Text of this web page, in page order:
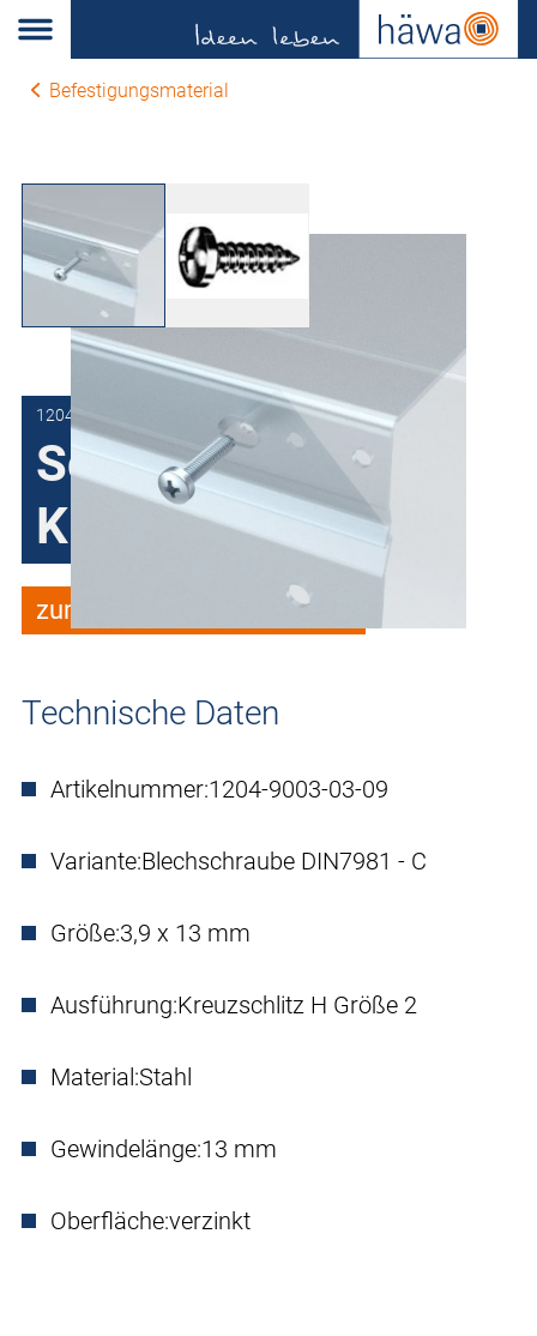
Befestigungsmaterial
1204-9003-03-09
Schraube mit
Kreuzschlitz
zum Merkzettel hinzufügen
Technische Daten
Artikelnummer:1204-9003-03-09
Variante:Blechschraube DIN7981 - C
Größe:3,9 x 13 mm
Ausführung:Kreuzschlitz H Größe 2
Material:Stahl
Gewindelänge:13 mm
Oberfläche:verzinkt